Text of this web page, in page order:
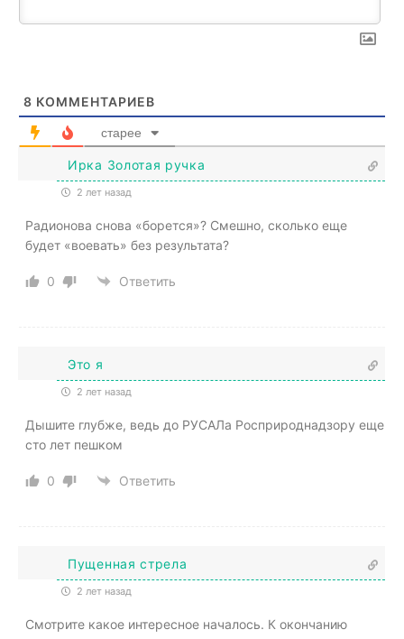
8 КОММЕНТАРИЕВ
старее
Ирка Золотая ручка
2 лет назад
Радионова снова «борется»? Смешно, сколько еще
будет «воевать» без результата?
0 Ответить
Это я
2 лет назад
Дышите глубже, ведь до РУСАЛа Росприроднадзору еще
сто лет пешком
0 Ответить
Пущенная стрела
2 лет назад
Смотрите какое интересное началось. К окончанию